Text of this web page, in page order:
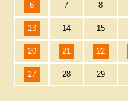
6 7 8
13 14 15
20 21 22
27 28 29